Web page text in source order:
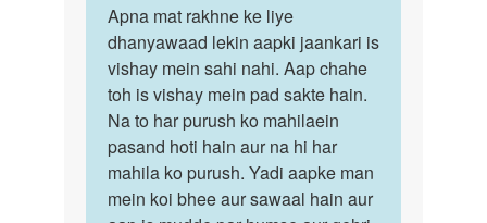
to
You
are
stupid
aisa
koi
nahi…
by
Apna
mat
rakhne
ke
liye…
Apna mat rakhne ke liye
dhanyawaad lekin aapki jaankari is
vishay mein sahi nahi. Aap chahe
toh is vishay mein pad sakte hain.
Na to har purush ko mahilaein
pasand hoti hain aur na hi har
mahila ko purush. Yadi aapke man
mein koi bhee aur sawaal hain aur